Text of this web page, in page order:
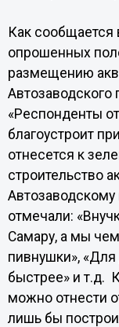
Как сообщается
опрошенных
размещению
Автозаводского
«Респонденты
благоустроит
отнесется к
строительство
отмечали:
Самару, а мы
пивнушки», «Для
быстрее» и т.д.
можно отнести
лишь бы